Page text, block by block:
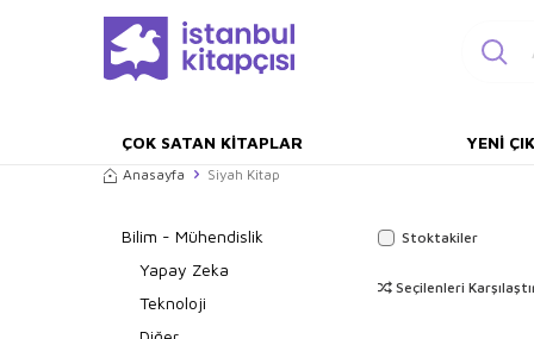
ÇOK SATAN KITAPLAR YENI
Anasayfa Siyah Kitap
Bilim - Mühendislik
Yapay Zeka
Teknoloji
Stoktakiler
Seçilenleri